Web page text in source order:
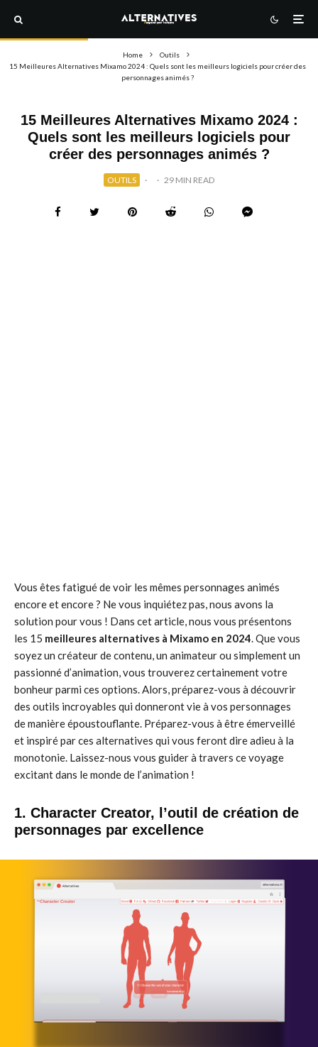
Home
Outils
15 Meilleures Alternatives Mixamo 2024 : Quels sont les meilleurs logiciels pour créer des
personnages animés ?
15 Meilleures Alternatives Mixamo 2024 :
Quels sont les meilleurs logiciels pour
créer des personnages animés ?
OUTILS · · 29 MIN READ
Vous êtes fatigué de voir les mêmes personnages animés
encore et encore ? Ne vous inquiétez pas, nous avons la
solution pour vous ! Dans cet article, nous vous présentons
les 15 meilleures alternatives à Mixamo en 2024. Que vous
soyez un créateur de contenu, un animateur ou simplement un
passionné d’animation, vous trouverez certainement votre
bonheur parmi ces options. Alors, préparez-vous à découvrir
des outils incroyables qui donneront vie à vos personnages
de manière époustouflante. Préparez-vous à être émerveillé
et inspiré par ces alternatives qui vous feront dire adieu à la
monotonie. Laissez-nous vous guider à travers ce voyage
excitant dans le monde de l’animation !
1. Character Creator, l’outil de création de
personnages par excellence